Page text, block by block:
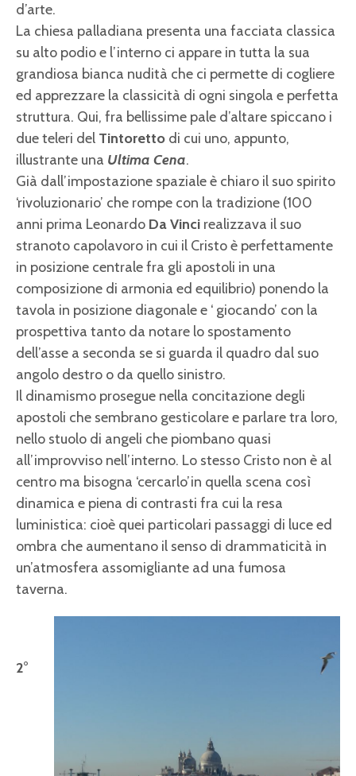
d’arte.
La chiesa palladiana presenta una facciata classica
su alto podio e l’interno ci appare in tutta la sua
grandiosa bianca nudità che ci permette di cogliere
ed apprezzare la classicità di ogni singola e perfetta
struttura. Qui, fra bellissime pale d’altare spiccano i
due teleri del Tintoretto di cui uno, appunto,
illustrante una Ultima Cena.
Già dall’impostazione spaziale è chiaro il suo spirito
‘rivoluzionario’ che rompe con la tradizione (100
anni prima Leonardo Da Vinci realizzava il suo
stranoto capolavoro in cui il Cristo è perfettamente
in posizione centrale fra gli apostoli in una
composizione di armonia ed equilibrio) ponendo la
tavola in posizione diagonale e ‘ giocando’ con la
prospettiva tanto da notare lo spostamento
dell’asse a seconda se si guarda il quadro dal suo
angolo destro o da quello sinistro.
Il dinamismo prosegue nella concitazione degli
apostoli che sembrano gesticolare e parlare tra loro,
nello stuolo di angeli che piombano quasi
all’improvviso nell’interno. Lo stesso Cristo non è al
centro ma bisogna ‘cercarlo’in quella scena così
dinamica e piena di contrasti fra cui la resa
luministica: cioè quei particolari passaggi di luce ed
ombra che aumentano il senso di drammaticità in
un’atmosfera assomigliante ad una fumosa
taverna.
2°